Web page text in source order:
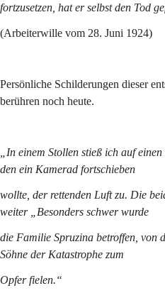
fortzusetzen, hat er selbst den Tod
(Arbeiterwille vom 28. Juni 1924)
Persönliche Schilderungen dieser
berühren noch heute.
„In einem Stollen stieß ich auf
den ein Kamerad fortschieben
wollte, der rettenden Luft zu. Die
weiter „Besonders schwer wurde
die Familie Spruzina betroffen, von
Söhne der Katastrophe zum
Opfer fielen.“